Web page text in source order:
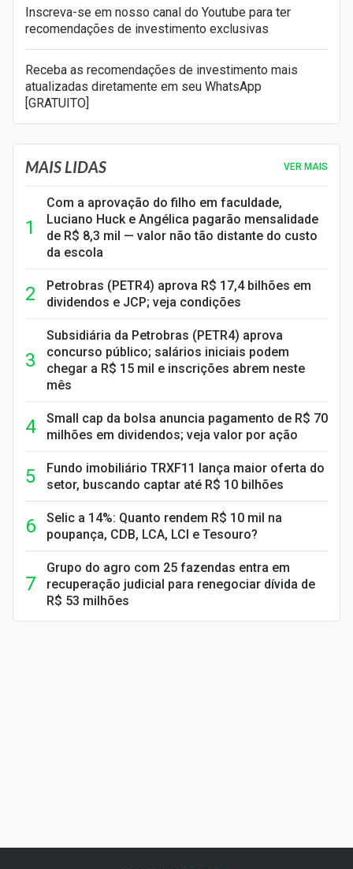
Inscreva-se em nosso canal do Youtube para ter
recomendações de investimento exclusivas
Receba as recomendações de investimento mais
atualizadas diretamente em seu WhatsApp
[GRATUITO]
MAIS LIDAS VER MAIS
Com a aprovação do filho em faculdade,
Luciano Huck e Angélica pagarão mensalidade
de R$ 8,3 mil — valor não tão distante do custo
da escola
Petrobras (PETR4) aprova R$ 17,4 bilhões em
dividendos e JCP; veja condições
Subsidiária da Petrobras (PETR4) aprova
concurso público; salários iniciais podem
chegar a R$ 15 mil e inscrições abrem neste
mês
Small cap da bolsa anuncia pagamento de R$ 70
milhões em dividendos; veja valor por ação
Fundo imobiliário TRXF11 lança maior oferta do
setor, buscando captar até R$ 10 bilhões
Selic a 14%: Quanto rendem R$ 10 mil na
poupança, CDB, LCA, LCI e Tesouro?
Grupo do agro com 25 fazendas entra em
recuperação judicial para renegociar dívida de
R$ 53 milhões